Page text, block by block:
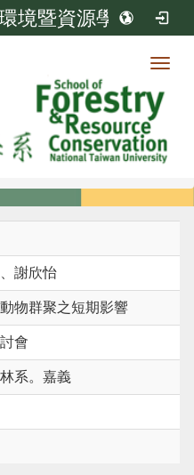
境暨資源學系
謝欣怡
物群聚之短期影響
會
系。嘉義